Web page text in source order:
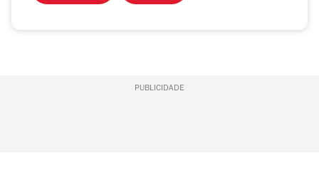
PUBLICIDADE